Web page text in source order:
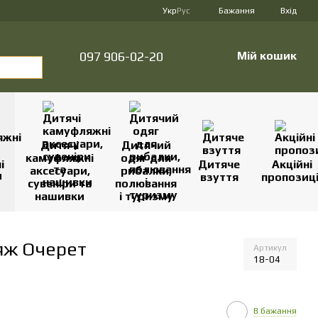
УкрРус Бажання Вхід
097 906-02-20 Мій кошик
Дитячі
камуфляжні
аксесуари,
сувеніри та
нашивки
Дитячий
одяг для
рибалки,
полювання
і туризму
Дитяче
взуття
Акційні
Очерет Артикул
18-04
В бажання